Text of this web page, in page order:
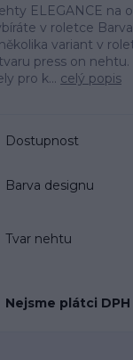
ELEGANCE na
v roletce
variant v
press on
pro k... celý popis
Dostupnost
Barva designu
Tvar nehtu
Nejsme plátci DPH